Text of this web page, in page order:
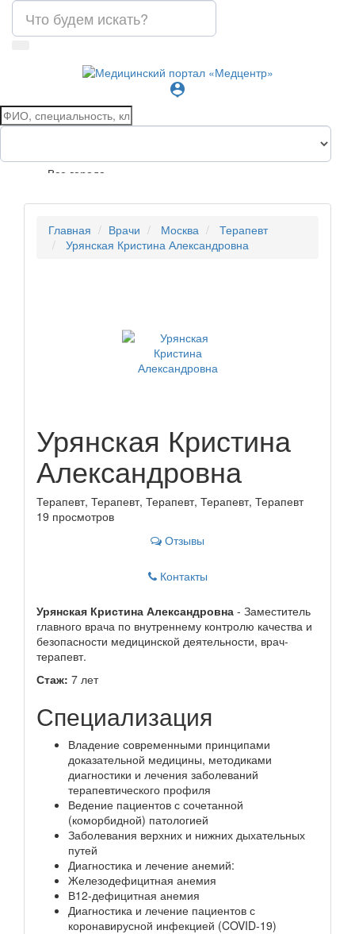
person_pin
Все города
Главная Врачи Москва
Терапевт
Урянская Кристина Александровна
Урянская Кристина
Александровна
Терапевт, Терапевт, Терапевт, Терапевт, Терапевт
19 просмотров
Отзывы
Контакты
Урянская Кристина Александровна - Заместитель
главного врача по внутреннему контролю качества и
безопасности медицинской деятельности, врач-
терапевт.
Стаж: 7 лет
Специализация
Владение современными принципами
доказательной медицины, методиками
диагностики и лечения заболеваний
терапевтического профиля
Ведение пациентов с сочетанной
(коморбидной) патологией
Заболевания верхних и нижних дыхательных
путей
Диагностика и лечение анемий:
Железодефицитная анемия
В12-дефицитная анемия
Диагностика и лечение пациентов с
коронавирусной инфекцией (COVID-19)